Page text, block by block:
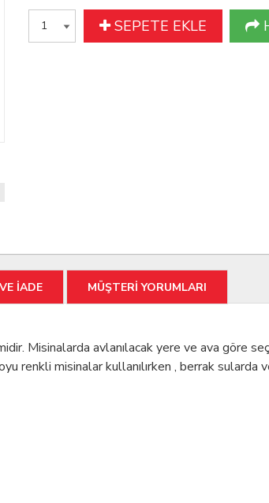
SEPETE EKLE
İADE MÜŞTERİ YORUMLARI
Misinalarda avlanılacak yere ve ava göre
renkli misinalar kullanılırken , berrak sularda